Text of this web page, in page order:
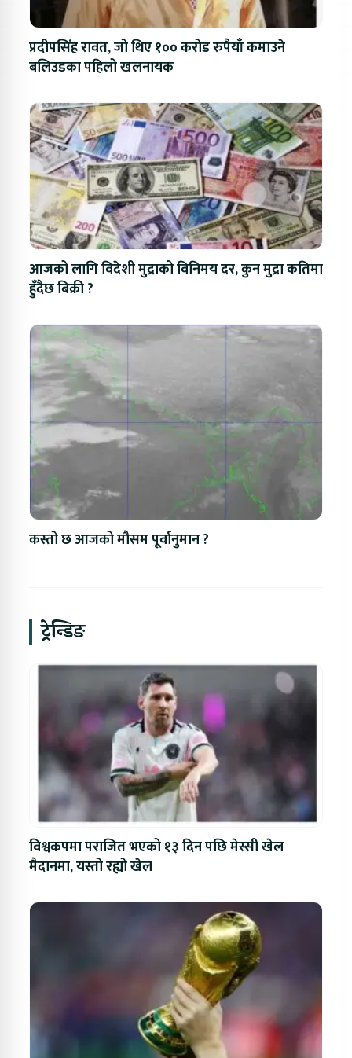
प्रदीपसिंह रावत, जो थिए १०० करोड रुपैयाँ कमाउने
बलिउडका पहिलो खलनायक
आजको लागि विदेशी मुद्राको विनिमय दर, कुन मुद्रा कतिमा
हुँदैछ बिक्री ?
कस्तो छ आजको मौसम पूर्वानुमान ?
ट्रेन्डिङ
विश्वकपमा पराजित भएको १३ दिन पछि मेस्सी खेल
मैदानमा, यस्तो रह्यो खेल